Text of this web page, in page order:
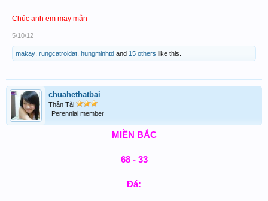
Chúc anh em may mắn
5/10/12
makay rungcatroidat hungminhtd and 15 others like this.
chuahethatbai
Thần Tài
Perennial member
MIỀN BẮC
68 - 33
Đá: